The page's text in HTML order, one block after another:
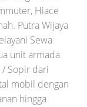
Hiace
Putra Wijaya
Sewa
unit armada
Sopir dari
mobil dengan
hingga